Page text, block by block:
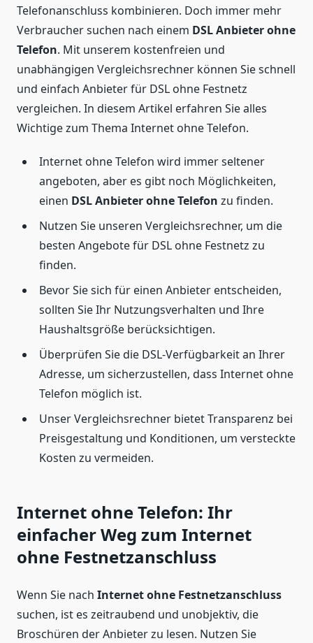
Telefonanschluss kombinieren. Doch immer mehr
Verbraucher suchen nach einem DSL Anbieter ohne
Telefon. Mit unserem kostenfreien und
unabhängigen Vergleichsrechner können Sie schnell
und einfach Anbieter für DSL ohne Festnetz
vergleichen. In diesem Artikel erfahren Sie alles
Wichtige zum Thema Internet ohne Telefon.
Internet ohne Telefon wird immer seltener
angeboten, aber es gibt noch Möglichkeiten,
einen DSL Anbieter ohne Telefon zu finden.
Nutzen Sie unseren Vergleichsrechner, um die
besten Angebote für DSL ohne Festnetz zu
finden.
Bevor Sie sich für einen Anbieter entscheiden,
sollten Sie Ihr Nutzungsverhalten und Ihre
Haushaltsgröße berücksichtigen.
Überprüfen Sie die DSL-Verfügbarkeit an Ihrer
Adresse, um sicherzustellen, dass Internet ohne
Telefon möglich ist.
Unser Vergleichsrechner bietet Transparenz bei
Preisgestaltung und Konditionen, um versteckte
Kosten zu vermeiden.
Internet ohne Telefon: Ihr
einfacher Weg zum Internet
ohne Festnetzanschluss
Wenn Sie nach Internet ohne Festnetzanschluss
suchen, ist es zeitraubend und unobjektiv, die
Broschüren der Anbieter zu lesen. Nutzen Sie